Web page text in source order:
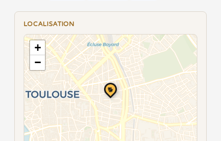
LOCALISATION
🐕
+
−